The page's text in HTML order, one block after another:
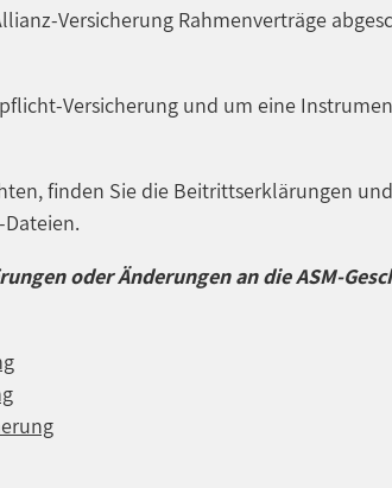
Versicherung Rahmenverträge
Versicherung und um eine
finden Sie die Beitrittserklärungen
oder Änderungen an die ASM-